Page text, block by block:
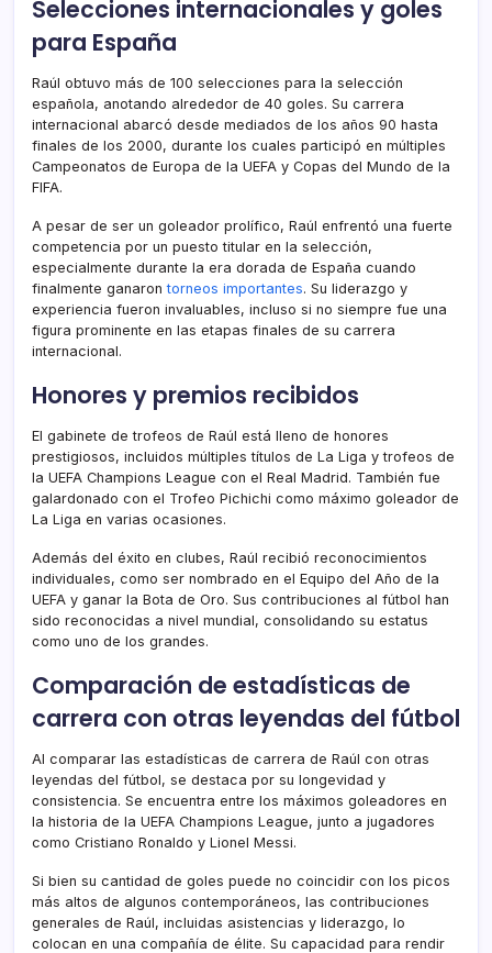
Selecciones internacionales y goles
para España
Raúl obtuvo más de 100 selecciones para la selección
española, anotando alrededor de 40 goles. Su carrera
internacional abarcó desde mediados de los años 90 hasta
finales de los 2000, durante los cuales participó en múltiples
Campeonatos de Europa de la UEFA y Copas del Mundo de la
FIFA.
A pesar de ser un goleador prolífico, Raúl enfrentó una fuerte
competencia por un puesto titular en la selección,
especialmente durante la era dorada de España cuando
finalmente ganarontorneos importantes. Su liderazgo y
experiencia fueron invaluables, incluso si no siempre fue una
figura prominente en las etapas finales de su carrera
internacional.
Honores y premios recibidos
El gabinete de trofeos de Raúl está lleno de honores
prestigiosos, incluidos múltiples títulos de La Liga y trofeos de
la UEFA Champions League con el Real Madrid. También fue
galardonado con el Trofeo Pichichi como máximo goleador de
La Liga en varias ocasiones.
Además del éxito en clubes, Raúl recibió reconocimientos
individuales, como ser nombrado en el Equipo del Año de la
UEFA y ganar la Bota de Oro. Sus contribuciones al fútbol han
sido reconocidas a nivel mundial, consolidando su estatus
como uno de los grandes.
Comparación de estadísticas de
carrera con otras leyendas del fútbol
Al comparar las estadísticas de carrera de Raúl con otras
leyendas del fútbol, se destaca por su longevidad y
consistencia. Se encuentra entre los máximos goleadores en
la historia de la UEFA Champions League, junto a jugadores
como Cristiano Ronaldo y Lionel Messi.
Si bien su cantidad de goles puede no coincidir con los picos
más altos de algunos contemporáneos, las contribuciones
generales de Raúl, incluidas asistencias y liderazgo, lo
colocan en una compañía de élite. Su capacidad para rendir